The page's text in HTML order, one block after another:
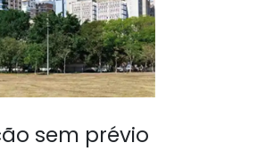
sem prévio